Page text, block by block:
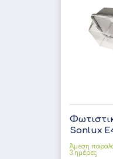
Sonlux
Άμεση
3 ημέρες